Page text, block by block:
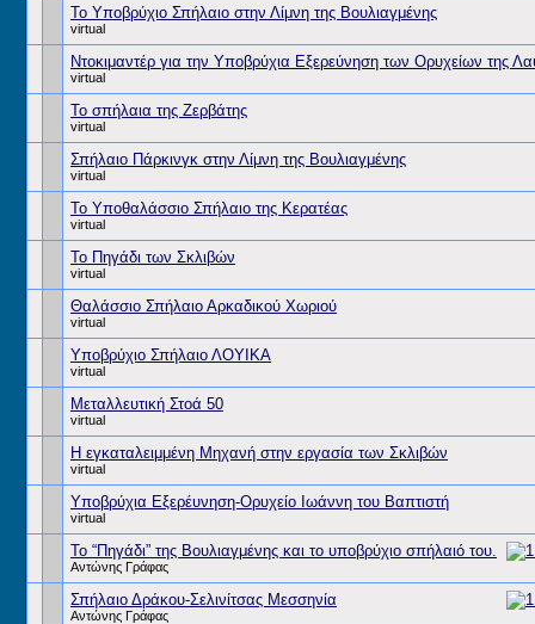
Το Υποβρύχιο Σπήλαιο στην Λίμνη της Βουλιαγμένης
virtual
Ντοκιμαντέρ για την Υποβρύχια Εξερεύνηση των Ορυχείων της
virtual
Το σπήλαια της Ζερβάτης
virtual
Σπήλαιο Πάρκινγκ στην Λίμνη της Βουλιαγμένης
virtual
Το Υποθαλάσσιο Σπήλαιο της Κερατέας
virtual
Το Πηγάδι των Σκλιβών
virtual
Θαλάσσιο Σπήλαιο Αρκαδικού Χωριού
virtual
Υποβρύχιο Σπήλαιο ΛΟΥΙΚΑ
virtual
Μεταλλευτική Στοά 50
virtual
Η εγκαταλειμμένη Μηχανή στην εργασία των Σκλιβών
virtual
Υποβρύχια Εξερέυνηση-Ορυχείο Ιωάννη του Βαπτιστή
virtual
Το “Πηγάδι” της Βουλιαγμένης και το υποβρύχιο σπήλαιό του.
Αντώνης Γράφας
Σπήλαιο Δράκου-Σελινίτσας Μεσσηνία
Αντώνης Γράφας